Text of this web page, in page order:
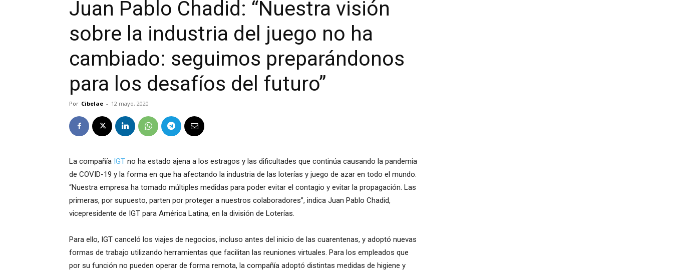
Juan Pablo Chadid: “Nuestra visión
sobre la industria del juego no ha
cambiado: seguimos preparándonos
para los desafíos del futuro”
Por Cibelae - 12 mayo, 2020
La compañía IGT no ha estado ajena a los estragos y las dificultades que continúa causando la pandemia
de COVID-19 y la forma en que ha afectando la industria de las loterías y juego de azar en todo el mundo.
“Nuestra empresa ha tomado múltiples medidas para poder evitar el contagio y evitar la propagación. Las
primeras, por supuesto, parten por proteger a nuestros colaboradores”, indica Juan Pablo Chadid,
vicepresidente de IGT para América Latina, en la división de Loterías.
Para ello, IGT canceló los viajes de negocios, incluso antes del inicio de las cuarentenas, y adoptó nuevas
formas de trabajo utilizando herramientas que facilitan las reuniones virtuales. Para los empleados que
por su función no pueden operar de forma remota, la compañía adoptó distintas medidas de higiene y